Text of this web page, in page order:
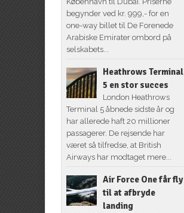
begynder ved kr. 999,- for en
one-way billet til De Forenede
Arabiske Emirater ombord på
selskabets...
Heathrows Terminal
5 en stor succes
London Heathrows
Terminal 5 åbnede sidste år og
har allerede haft 20 millioner
passagerer. De rejsende har
været så tilfredse, at British
Airways har modtaget mere...
Air Force One får fly
til at afbryde
landing